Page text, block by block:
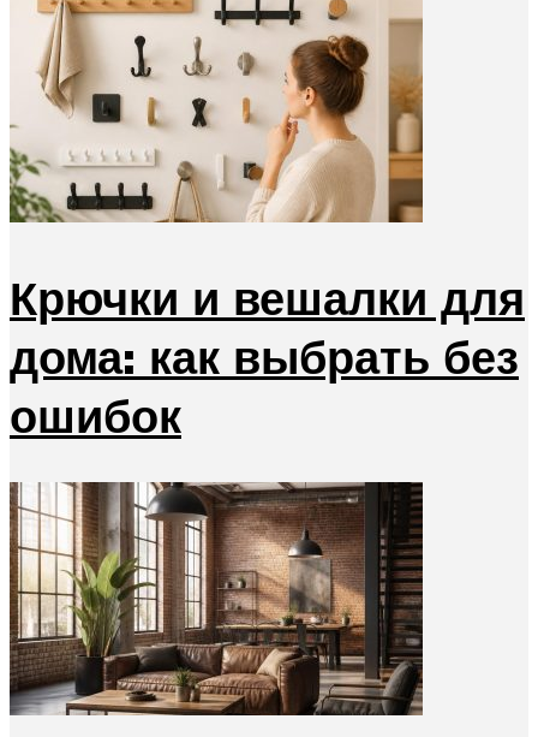
Крючки и вешалки для
дома: как выбрать без
ошибок